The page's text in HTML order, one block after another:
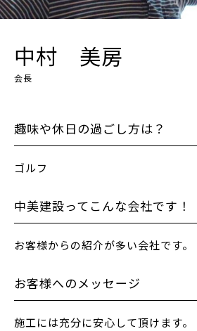
中村 美房
会長
趣味や休日の過ごし方は？
ゴルフ
中美建設ってこんな会社です！
お客様からの紹介が多い会社です。
お客様へのメッセージ
施工には充分に安心して頂けます。